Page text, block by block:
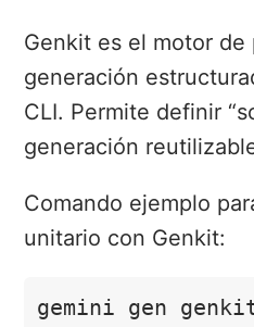
Genkit es el motor de
generación
CLI. Permite definir
generación
Comando ejemplo
unitario con Genkit:
gemini gen